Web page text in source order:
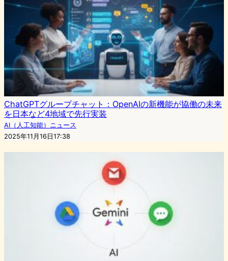
ChatGPTグループチャット：OpenAIの新機能が協働の未来
を日本など4地域で先行実装
AI（人工知能）ニュース
2025年11月16日17:38